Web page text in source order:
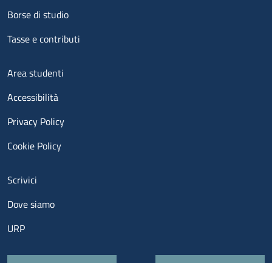
Borse di studio
Tasse e contributi
Menu footer 3
Area studenti
Accessibilità
Privacy Policy
Cookie Policy
Menu contatti
Scrivici
Dove siamo
URP